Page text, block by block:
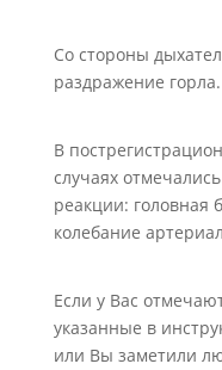
Со стороны
раздражение горла.
В
случаях
реакции: головная
колебание
Если у Вас
указанные в
или Вы заметили